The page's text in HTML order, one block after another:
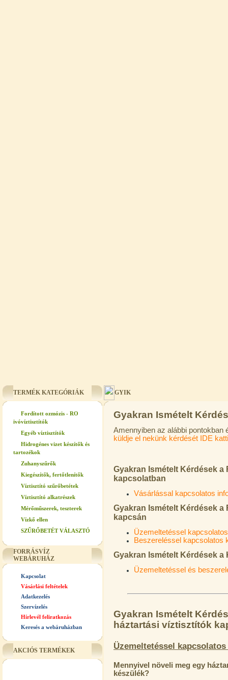
TERMÉK KATEGÓRIÁK
Fordított ozmózis - RO
ivóvíztisztítók
Egyéb víztisztítók
Hidrogénes vizet készítők és
tartozékok
Zuhanyszűrők
Kiegészítők, fertőtlenítők
Víztisztító szűrőbetétek
Víztisztító alkatrészek
Mérőműszerek, teszterek
Vízkő ellen
SZŰRŐBETÉT VÁLASZTÓ
FORRÁSVÍZ
WEBÁRUHÁZ
Kapcsolat
Vásárlási feltételek
Adatkezelés
Szervízelés
Hírlevél feliratkozás
Keresés a webáruházban
AKCIÓS TERMÉKEK
GYIK
Gyakran Ismételt
Amennyiben az alábbi pontokban
küldje el nekünk kérdését IDE
Gyakran Ismételt Kérdések
kapcsolatban
Vásárlással kapcsolatos
Gyakran Ismételt Kérdések
kapcsán
Üzemeltetéssel
Beszereléssel kapcsolatos
Gyakran Ismételt Kérdések
Üzemeltetéssel és
Gyakran Ismételt
háztartási víztisztítók
Üzemeltetéssel
Mennyivel növeli meg egy
készülék?